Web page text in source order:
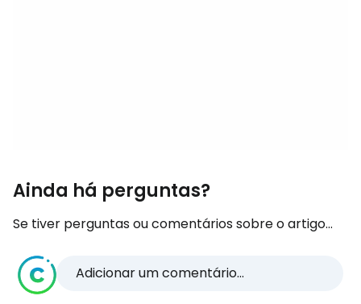
Ainda há perguntas?
Se tiver perguntas ou comentários sobre o artigo...
Adicionar um comentário...